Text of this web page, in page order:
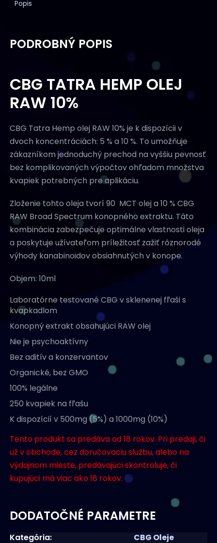
Popis
PODROBNÝ POPIS
CBG TATRA HEMP OLEJ
RAW 10%
CBG Tatra Hemp olej RAW 10% je k dispozícii v
dvoch koncentráciách: 5 % a 10 %. To umožňuje
zákazníkom jednoduchý prechod na vyššiu pevnosť
bez komplikovaných výpočtov ohľadom množstva
kvapiek potrebných pre aplikáciu.
Zloženie tohto oleja tvorí 90 MCT olej a 10 % CBG
RAW Broad Spectrum konopného extraktu. Táto
kombinácia zabezpečuje optimálne vlastnosti oleja
a poskytuje užívateľom príležitosť zažiť rôznorodé
výhody kanabinoidov obsiahnutých v konope.
Objem: 10ml
Laboratórne testované CBG v sklenenej fľaši s
kvapkadlom
Konopný extrakt obsahujúci RAW olej
Nie je psychoaktívny
Bez aditív a konzervantov
Organické, bez GMO
100% legálne
250 kvapiek na fľašu
K dispozícií v 500mg (5%) a 1000mg (10%)
Tento produkt sa predáva od 18 rokov. Pri predaji, či
už v obchode, cez doručovaciu službu, alebo na
výdajnom mieste, predávajúci skontroluje, či
kupujúci má viac ako 18 rokov.
DODATOČNÉ PARAMETRE
Kategória:
CBG Oleje